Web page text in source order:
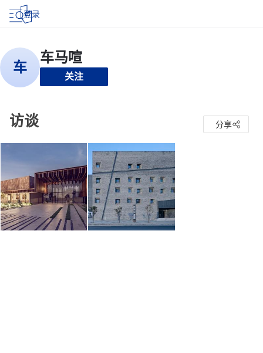
登录
关注
访谈 分享